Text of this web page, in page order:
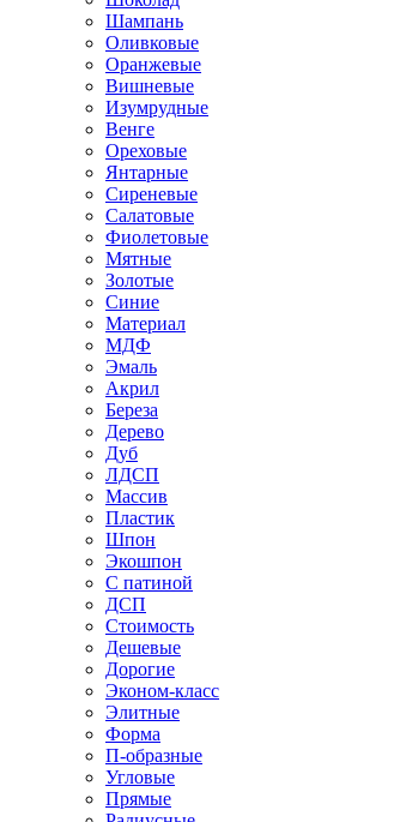
Шампань
Оливковые
Оранжевые
Вишневые
Изумрудные
Венге
Ореховые
Янтарные
Сиреневые
Салатовые
Фиолетовые
Мятные
Золотые
Синие
Материал
МДФ
Эмаль
Акрил
Береза
Дерево
Дуб
ЛДСП
Массив
Пластик
Шпон
Экошпон
С патиной
ДСП
Стоимость
Дешевые
Дорогие
Эконом-класс
Элитные
Форма
П-образные
Угловые
Прямые